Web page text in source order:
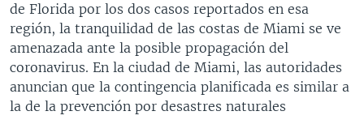
ECUADOR
VENEZUELA
BRASIL
HONDURAS
NICARAGUA
MUNDO
ECONOMÍA
ENTRETENIMIENTO Y CULTURA
TECNOLOGÍA
UCRANIA
MULTIMEDIA
VIDEOS
FOTOGRAFÍA
PROGRAMAS TV
EL MUNDO AL DÍA
RADIO
de Florida por los dos casos reportados en esa
región, la tranquilidad de las costas de Miami se ve
amenazada ante la posible propagación del
coronavirus. En la ciudad de Miami, las autoridades
anuncian que la contingencia planificada es similar a
la de la prevención por desastres naturales